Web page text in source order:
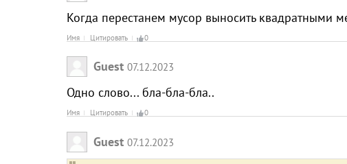
Когда перестанем мусор выносить квадратными
Имя Цитировать 0
Guest 07.12.2023
Одно слово... бла-бла-бла..
Имя Цитировать 0
Guest 07.12.2023